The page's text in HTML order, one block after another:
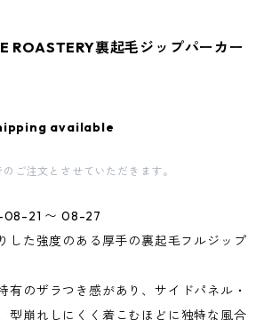
ROASTERY裏起毛ジップパーカー
available
ご注文とさせていただきます。
08-21 〜 08-27
した強度のある厚手の裏起毛フルジップ
有のザラつき感があり、サイドパネル・
型崩れしにくく着こむほどに独特な風合